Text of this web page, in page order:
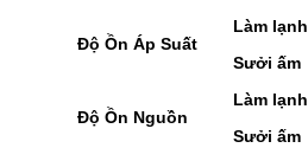
Độ Ồn Áp Suất
Làm lạnh
Sưởi ấm
Độ Ồn Nguồn
Làm lạnh
Sưởi ấm